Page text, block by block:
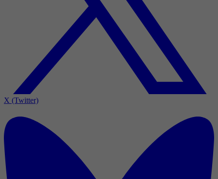
X (Twitter)